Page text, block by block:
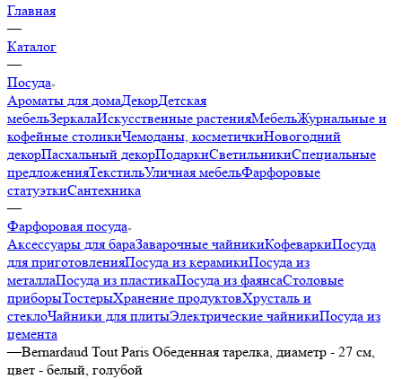
Главная
—
Каталог
—
Посуда
Ароматы для домаДекорДетская
мебельЗеркалаИскусственные растенияМебельЖурнальные и
кофейные столикиЧемоданы, косметичкиНовогодний
декорПасхальный декорПодаркиСветильникиСпециальные
предложенияТекстильУличная мебельФарфоровые
статуэткиСантехника
—
Фарфоровая посуда
Аксессуары для бараЗаварочные чайникиКофеваркиПосуда
для приготовленияПосуда из керамикиПосуда из
металлаПосуда из пластикаПосуда из фаянсаСтоловые
приборыТостерыХранение продуктовХрусталь и
стеклоЧайники для плитыЭлектрические чайникиПосуда из
цемента
—Bernardaud Tout Paris Обеденная тарелка, диаметр - 27 см,
цвет - белый, голубой